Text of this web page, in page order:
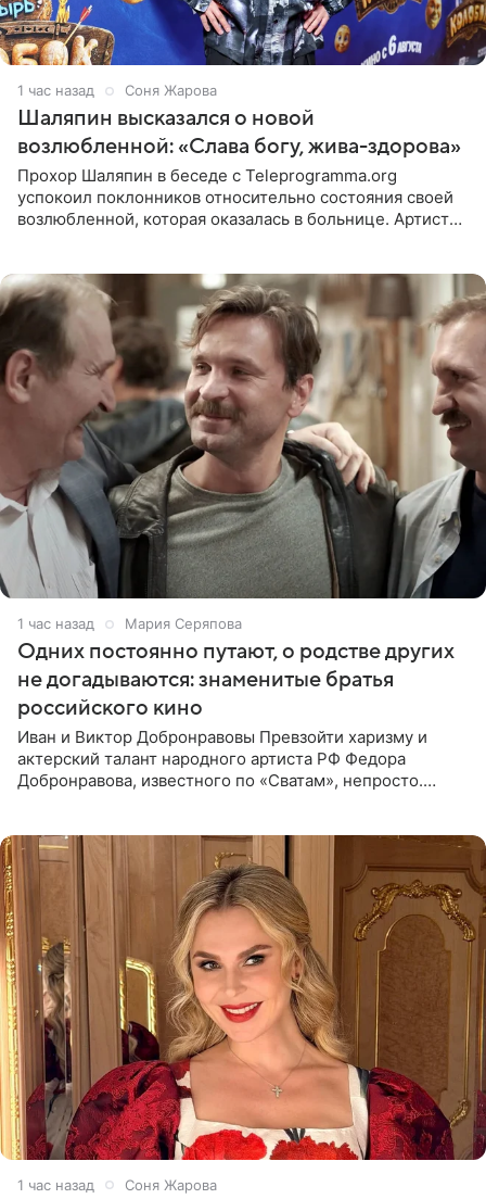
1 час назад Соня Жарова
Шаляпин высказался о новой
возлюбленной: «Слава богу, жива-здорова»
Прохор Шаляпин в беседе с Teleprogramma.org
успокоил поклонников относительно состояния своей
возлюбленной, которая оказалась в больнице. Артист
1 час назад Мария Серяпова
Одних постоянно путают, о родстве других
не догадываются: знаменитые братья
российского кино
Иван и Виктор Добронравовы Превзойти харизму и
актерский талант народного артиста РФ Федора
Добронравова, известного по «Сватам», непросто.
1 час назад Соня Жарова